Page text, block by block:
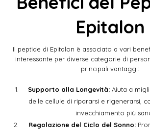
Epitalon
Il peptide di Epitalon è associato a vari
interessante per diverse categorie di
principali vantaggi:
Supporto alla Longevità:Aiuta a
delle cellule di ripararsi e rigenerarsi,
invecchiamento più
Regolazione del Ciclo del Sonno: